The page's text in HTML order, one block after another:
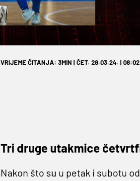
VRIJEME ČITANJA: 3MIN | ČET. 28.03.24. | 08:02
Tri druge utakmice
Nakon što su u petak i subotu